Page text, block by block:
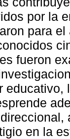
por la
para
fueron
educativo,
en la